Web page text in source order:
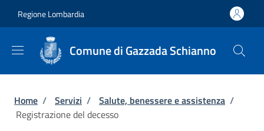
Regione Lombardia
Comune di Gazzada Schianno
Briciole di pane
Home / Servizi / Salute, benessere e assistenza /
Registrazione del decesso